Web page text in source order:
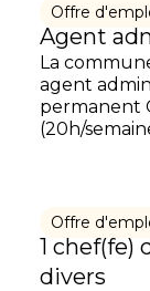
Offre
Agent
La
agent
permanent
(20h/
Offre
1 chef(fe)
divers